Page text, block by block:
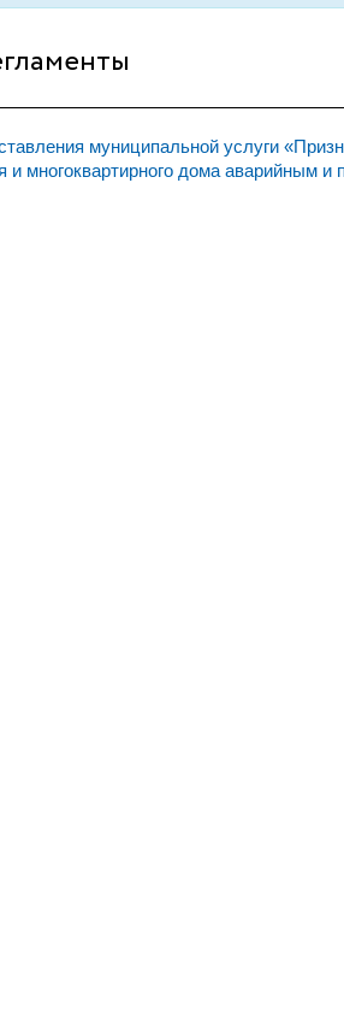
муниципальной услуги
многоквартирного дома аварийным